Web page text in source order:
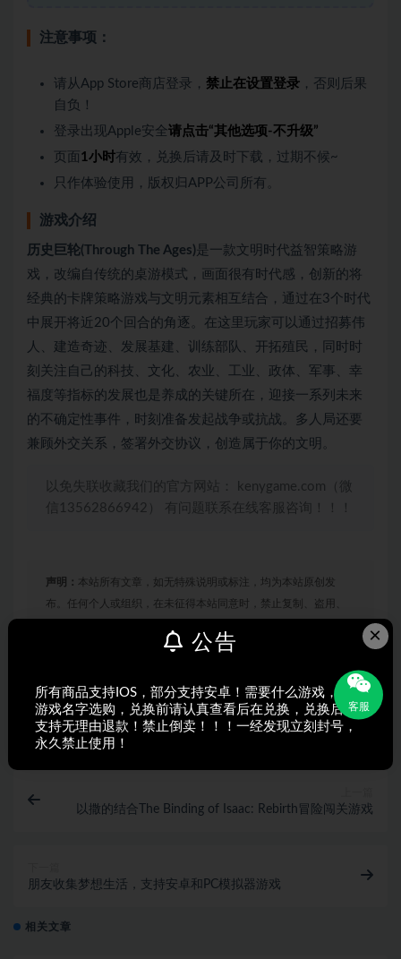
注意事项：
请从App Store商店登录， 禁止在设置登录 ，否则后果
自负！
登录出现Apple安全请点击“其他选项-不升级”
页面 1小时有效，兑换后请及时下载，过期不候~
只作体验使用，版权归APP公司所有。
游戏介绍
历史巨轮(Through The Ages)是一款文明时代益智策略游
戏，改编自传统的桌游模式，画面很有时代感，创新的将
经典的卡牌策略游戏与文明元素相互结合，通过在3个时代
中展开将近20个回合的角逐。在这里玩家可以通过招募伟
人、建造奇迹、发展基建、训练部队、开拓殖民，同时时
刻关注自己的科技、文化、农业、工业、政体、军事、幸
福度等指标的发展也是养成的关键所在，迎接一系列未来
的不确定性事件，时刻准备发起战争或抗战。多人局还要
兼顾外交关系，签署外交协议，创造属于你的文明。
以免失联收藏我们的官方网站： kenygame.com（微
信13562866942） 有问题联系在线客服咨询！！！
声明： 本站所有文章，如无特殊说明或标注，均为本站原创发
布。任何个人或组织，在未征得本站同意时，禁止复制、盗用、
站内容侵犯了原著者的合法权益，可联系我们进行处理。
打赏 收藏 海报 链接
以撒的结合The Binding of Isaac: Rebirth冒险闯关游戏
朋友收集梦想生活，支持安卓和PC模拟器游戏
相关文章
客服
×
公告
所有商品支持IOS，部分支持安卓！需要什么游戏，搜索
游戏名字选购，兑换前请认真查看后在兑换，兑换后不
支持无理由退款！禁止倒卖！！！一经发现立刻封号，
永久禁止使用！